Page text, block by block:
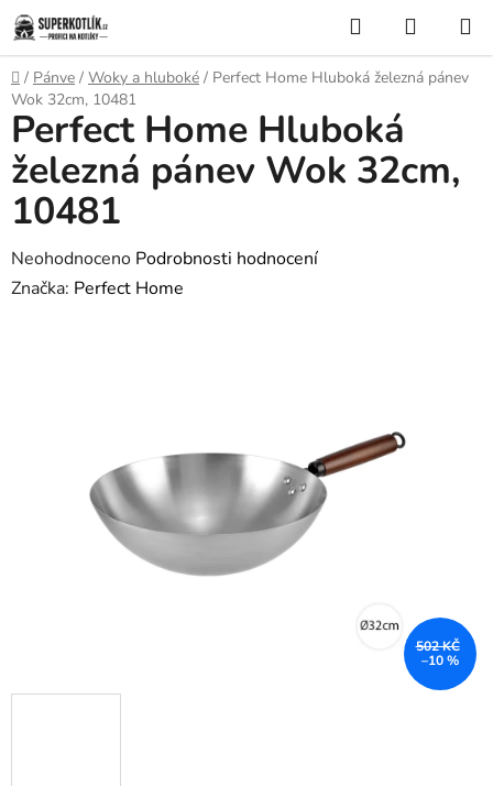
Přejít
na
obsah
Hledat
KOŠÍK
Domů
/ Pánve / Woky a hluboké / Perfect Home Hluboká železná pánev
Wok 32cm, 10481
Perfect Home Hluboká
železná pánev Wok 32cm,
10481
Průměrné
hodnocení
Neohodnoceno Podrobnosti hodnocení
Značka: Perfect Home
502 KČ
–10 %